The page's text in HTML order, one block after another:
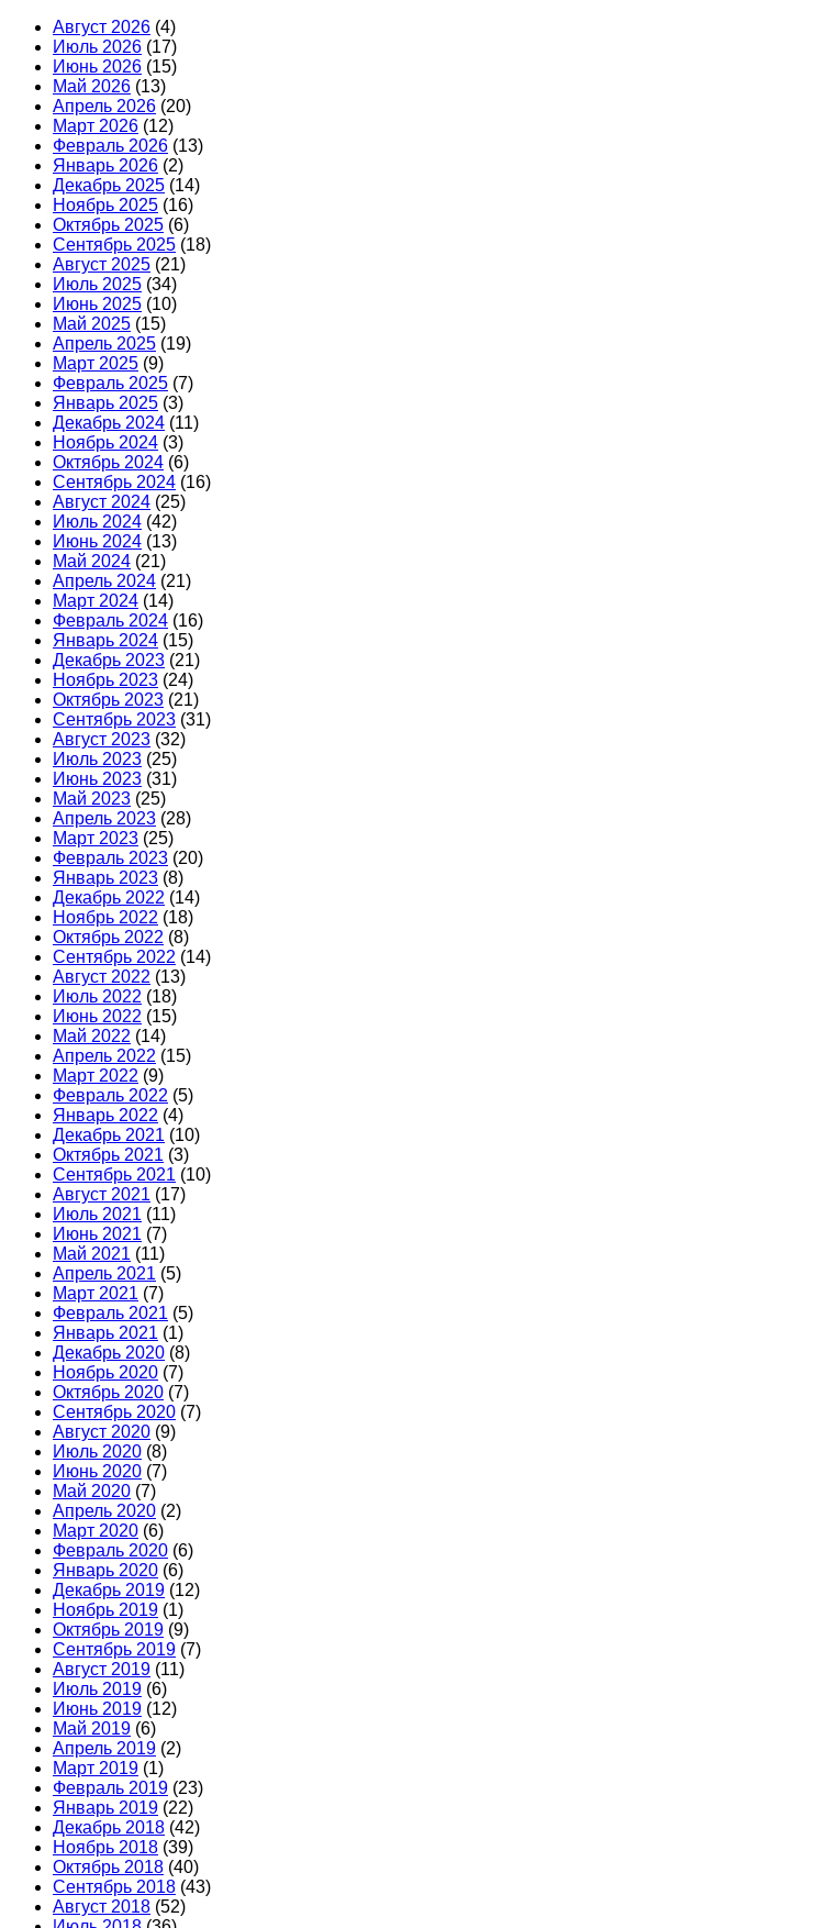
Август 2026 (4)
Июль 2026 (17)
Июнь 2026 (15)
Май 2026 (13)
Апрель 2026 (20)
Март 2026 (12)
Февраль 2026 (13)
Январь 2026 (2)
Декабрь 2025 (14)
Ноябрь 2025 (16)
Октябрь 2025 (6)
Сентябрь 2025 (18)
Август 2025 (21)
Июль 2025 (34)
Июнь 2025 (10)
Май 2025 (15)
Апрель 2025 (19)
Март 2025 (9)
Февраль 2025 (7)
Январь 2025 (3)
Декабрь 2024 (11)
Ноябрь 2024 (3)
Октябрь 2024 (6)
Сентябрь 2024 (16)
Август 2024 (25)
Июль 2024 (42)
Июнь 2024 (13)
Май 2024 (21)
Апрель 2024 (21)
Март 2024 (14)
Февраль 2024 (16)
Январь 2024 (15)
Декабрь 2023 (21)
Ноябрь 2023 (24)
Октябрь 2023 (21)
Сентябрь 2023 (31)
Август 2023 (32)
Июль 2023 (25)
Июнь 2023 (31)
Май 2023 (25)
Апрель 2023 (28)
Март 2023 (25)
Февраль 2023 (20)
Январь 2023 (8)
Декабрь 2022 (14)
Ноябрь 2022 (18)
Октябрь 2022 (8)
Сентябрь 2022 (14)
Август 2022 (13)
Июль 2022 (18)
Июнь 2022 (15)
Май 2022 (14)
Апрель 2022 (15)
Март 2022 (9)
Февраль 2022 (5)
Январь 2022 (4)
Декабрь 2021 (10)
Октябрь 2021 (3)
Сентябрь 2021 (10)
Август 2021 (17)
Июль 2021 (11)
Июнь 2021 (7)
Май 2021 (11)
Апрель 2021 (5)
Март 2021 (7)
Февраль 2021 (5)
Январь 2021 (1)
Декабрь 2020 (8)
Ноябрь 2020 (7)
Октябрь 2020 (7)
Сентябрь 2020 (7)
Август 2020 (9)
Июль 2020 (8)
Июнь 2020 (7)
Май 2020 (7)
Апрель 2020 (2)
Март 2020 (6)
Февраль 2020 (6)
Январь 2020 (6)
Декабрь 2019 (12)
Ноябрь 2019 (1)
Октябрь 2019 (9)
Сентябрь 2019 (7)
Август 2019 (11)
Июль 2019 (6)
Июнь 2019 (12)
Май 2019 (6)
Апрель 2019 (2)
Март 2019 (1)
Февраль 2019 (23)
Январь 2019 (22)
Декабрь 2018 (42)
Ноябрь 2018 (39)
Октябрь 2018 (40)
Сентябрь 2018 (43)
Август 2018 (52)